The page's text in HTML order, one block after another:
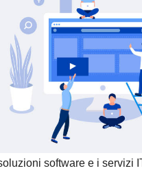
software e i servizi